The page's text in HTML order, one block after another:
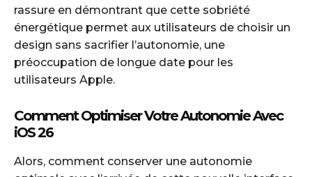
rassure en démontrant que cette sobriété
énergétique permet aux utilisateurs de choisir un
design sans sacrifier l’autonomie, une
préoccupation de longue date pour les
utilisateurs Apple.
Comment Optimiser Votre Autonomie Avec
iOS 26
Alors, comment conserver une autonomie